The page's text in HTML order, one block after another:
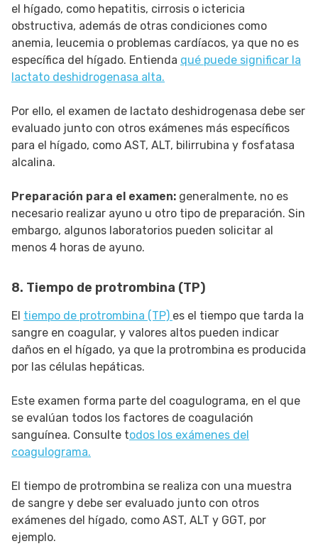
el hígado, como hepatitis, cirrosis o ictericia
obstructiva, además de otras condiciones como
anemia, leucemia o problemas cardíacos, ya que no es
específica del hígado. Entienda qué puede significar la
lactato deshidrogenasa alta.
Por ello, el examen de lactato deshidrogenasa debe ser
evaluado junto con otros exámenes más específicos
para el hígado, como AST, ALT, bilirrubina y fosfatasa
alcalina.
Preparación para el examen: generalmente, no es
necesario realizar ayuno u otro tipo de preparación. Sin
embargo, algunos laboratorios pueden solicitar al
menos 4 horas de ayuno.
8. Tiempo de protrombina (TP)
El tiempo de protrombina (TP) es el tiempo que tarda la
sangre en coagular, y valores altos pueden indicar
daños en el hígado, ya que la protrombina es producida
por las células hepáticas.
Este examen forma parte del coagulograma, en el que
se evalúan todos los factores de coagulación
sanguínea. Consulte todos los exámenes del
coagulograma.
El tiempo de protrombina se realiza con una muestra
de sangre y debe ser evaluado junto con otros
exámenes del hígado, como AST, ALT y GGT, por
ejemplo.